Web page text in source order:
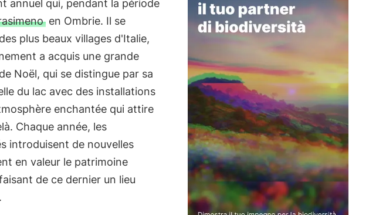
annuel qui, pendant la période
en Ombrie. Il se
plus beaux villages d'Italie,
a acquis une grande
Noël, qui se distingue par sa
du lac avec des installations
enchantée qui attire
Chaque année, les
introduisent de nouvelles
en valeur le patrimoine
de ce dernier un lieu